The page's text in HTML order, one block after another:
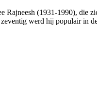
(1931-1990), die
werd hij populair in